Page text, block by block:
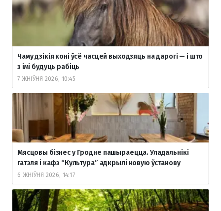
Чаму дзікія коні ўсё часцей выходзяць на дарогі — і што
з імі будуць рабіць
7 ЖНІЎНЯ 2026, 10:45
Мясцовы бізнес у Гродне пашыраецца. Уладальнікі
гатэля і кафэ “Культура” адкрылі новую ўстанову
6 ЖНІЎНЯ 2026, 14:17